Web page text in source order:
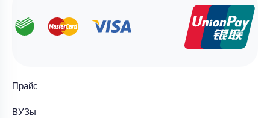
Прайс
ВУЗы